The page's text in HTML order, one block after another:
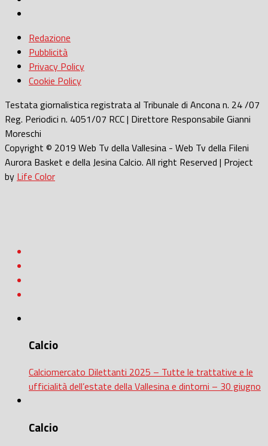
Redazione
Pubblicità
Privacy Policy
Cookie Policy
Testata giornalistica registrata al Tribunale di Ancona n. 24 /07
Reg. Periodici n. 4051/07 RCC | Direttore Responsabile Gianni
Moreschi
Copyright © 2019 Web Tv della Vallesina - Web Tv della Fileni
Aurora Basket e della Jesina Calcio. All right Reserved | Project
by Life Color
Calcio
Calciomercato Dilettanti 2025 – Tutte le trattative e le
ufficialità dell’estate della Vallesina e dintorni – 30 giugno
Calcio